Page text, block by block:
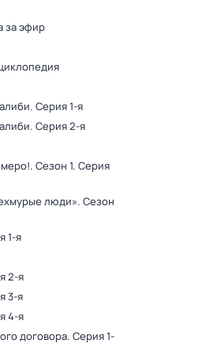
за эфир
. Серия 1-я
. Серия 2-я
. Сезон 1. Серия
люди». Сезон
1-я
2-я
3-я
4-я
договора. Серия 1-